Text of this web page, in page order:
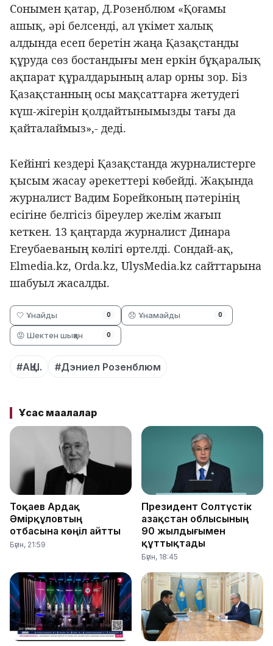
Сонымен қатар, Д.Розенблюм «Қоғамы
ашық, әрі белсенді, ал үкімет халық
алдында есеп беретін жаңа Қазақстанды
құруда сөз бостандығы мен еркін бұқаралық
ақпарат құралдарының алар орны зор. Біз
Қазақстанның осы мақсаттарға жетудегі
күш-жігерін қолдайтынымызды тағы да
қайталаймыз»,- деді.
Кейінгі кездері Қазақстанда журналистерге
қысым жасау әрекеттері көбейді. Жақында
журналист Вадим Борейконың пәтерінің
есігіне белгісіз біреулер желім жағып
кеткен. 13 қаңтарда журналист Динара
Егеубаеваның көлігі өртелді. Сондай-ақ,
Elmedia.kz, Orda.kz, UlysMedia.kz сайттарына
шабуыл жасалды.
🤍 Ұнайды 0 😞 Ұнамайды 0
😡 Шектен шыққан 0
#АҚШ. #Дэниел Розенблюм
Ұқсас мақалалар
Тоқаев Ардақ
Әмірқұловтың
отбасына көңіл айтты
Бүгін, 21:59
Президент Солтүстік
Қазақстан облысының
90 жылдығымен
құттықтады
Бүгін, 18:45